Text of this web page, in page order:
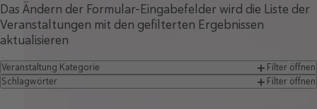
Das Ändern der Formular-Eingabefelder wird die Liste der
Veranstaltungen mit den gefilterten Ergebnissen
aktualisieren
Veranstaltung Kategorie
Filter öffnen
Schlagwörter
Filter öffnen